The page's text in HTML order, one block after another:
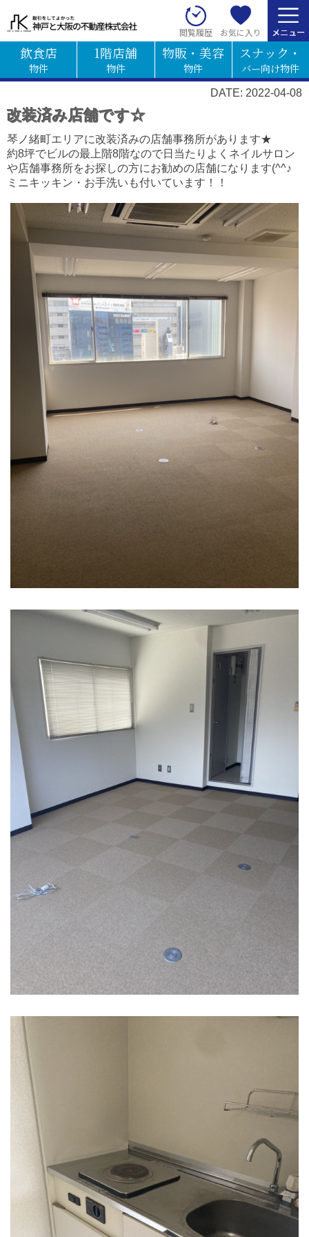
閲覧履歴 お気に入り
飲食店
物件
1階店舗
物件
物販・美容
物件
スナック・
バー向け物件
DATE: 2022-04-08
改装済み店舗です☆
琴ノ緒町エリアに改装済みの店舗事務所があります★
約8坪でビルの最上階8階なので日当たりよくネイルサロン
や店舗事務所をお探しの方にお勧めの店舗になります(^^♪
ミニキッキン・お手洗いも付いています！！